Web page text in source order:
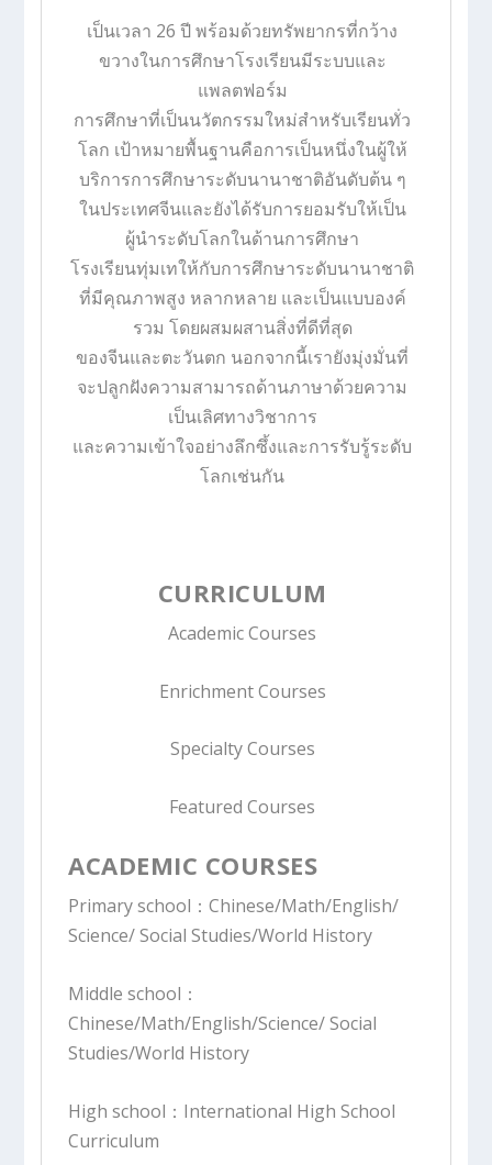
เป็นเวลา 26 ปี พร้อมด้วยทรัพยากรที่กว้าง
ขวางในการศึกษาโรงเรียนมีระบบและ
แพลตฟอร์ม
การศึกษาที่เป็นนวัตกรรมใหม่สำหรับเรียนทั่ว
โลก เป้าหมายพื้นฐานคือการเป็นหนึ่งในผู้ให้
บริการการศึกษาระดับนานาชาติอันดับต้น ๆ
ในประเทศจีนและยังได้รับการยอมรับให้เป็น
ผู้นำระดับโลกในด้านการศึกษา
โรงเรียนทุ่มเทให้กับการศึกษาระดับนานาชาติ
ที่มีคุณภาพสูง หลากหลาย และเป็นแบบองค์
รวม โดยผสมผสานสิ่งที่ดีที่สุด
ของจีนและตะวันตก นอกจากนี้เรายังมุ่งมั่นที่
จะปลูกฝังความสามารถด้านภาษาด้วยความ
เป็นเลิศทางวิชาการ
และความเข้าใจอย่างลึกซึ้งและการรับรู้ระดับ
โลกเช่นกัน
CURRICULUM
Academic Courses
Enrichment Courses
Specialty Courses
Featured Courses
ACADEMIC COURSES
Primary school：Chinese/Math/English/
Science/Social Studies/World History
Middle school：
Chinese/Math/English/Science/Social
Studies/World History
High school： International High School
Curriculum